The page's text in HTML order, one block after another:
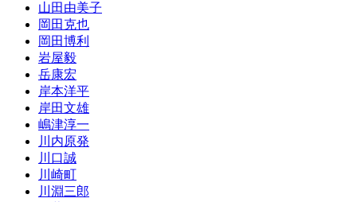
山田由美子
岡田克也
岡田博利
岩屋毅
岳康宏
岸本洋平
岸田文雄
嶋津淳一
川内原発
川口誠
川崎町
川淵三郎